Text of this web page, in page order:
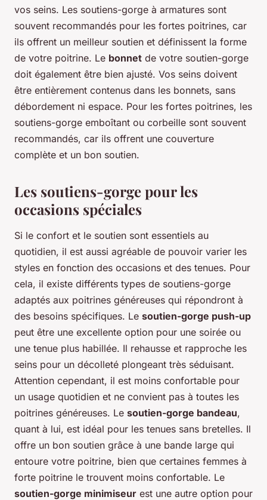
vos seins. Les soutiens-gorge à armatures sont
souvent recommandés pour les fortes poitrines, car
ils offrent un meilleur soutien et définissent la forme
de votre poitrine. Le bonnet de votre soutien-gorge
doit également être bien ajusté. Vos seins doivent
être entièrement contenus dans les bonnets, sans
débordement ni espace. Pour les fortes poitrines, les
soutiens-gorge emboîtant ou corbeille sont souvent
recommandés, car ils offrent une couverture
complète et un bon soutien.
Les soutiens-gorge pour les
occasions spéciales
Si le confort et le soutien sont essentiels au
quotidien, il est aussi agréable de pouvoir varier les
styles en fonction des occasions et des tenues. Pour
cela, il existe différents types de soutiens-gorge
adaptés aux poitrines généreuses qui répondront à
des besoins spécifiques. Le soutien-gorge push-up
peut être une excellente option pour une soirée ou
une tenue plus habillée. Il rehausse et rapproche les
seins pour un décolleté plongeant très séduisant.
Attention cependant, il est moins confortable pour
un usage quotidien et ne convient pas à toutes les
poitrines généreuses. Le soutien-gorge bandeau,
quant à lui, est idéal pour les tenues sans bretelles. Il
offre un bon soutien grâce à une bande large qui
entoure votre poitrine, bien que certaines femmes à
forte poitrine le trouvent moins confortable. Le
soutien-gorge minimiseur est une autre option pour